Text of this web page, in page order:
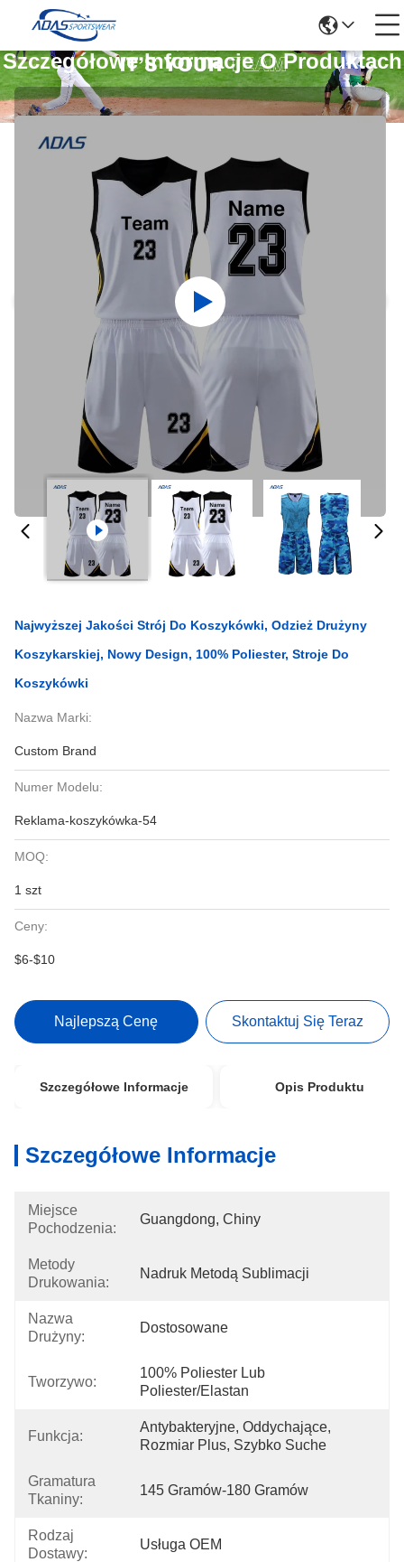
Szczegółowe Informacje O Produktach
Najwyższej Jakości Strój Do Koszykówki, Odzież Drużyny
Koszykarskiej, Nowy Design, 100% Poliester, Stroje Do
Koszykówki
Nazwa Marki:
Custom Brand
Numer Modelu:
Reklama-koszykówka-54
MOQ:
1 szt
Ceny:
$6-$10
Najlepszą Cenę Skontaktuj Się Teraz
Szczegółowe Informacje Opis Produktu
Szczegółowe Informacje
Miejsce
Pochodzenia:
Guangdong, Chiny
Metody
Drukowania:
Nadruk Metodą Sublimacji
Nazwa
Drużyny:
Dostosowane
Tworzywo:
100% Poliester Lub
Poliester/elastan
Funkcja:
Antybakteryjne, Oddychające,
Rozmiar Plus, Szybko Suche
Gramatura
Tkaniny:
145 Gramów-180 Gramów
Rodzaj
Dostawy:
Usługa OEM